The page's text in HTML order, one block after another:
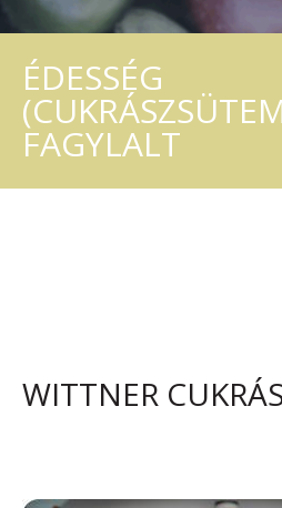
ÉDESSÉG
FAGYLALT
WITTNER